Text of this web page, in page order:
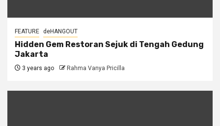
FEATURE deHANGOUT
Hidden Gem Restoran Sejuk di Tengah Gedung
Jakarta
3 years ago Rahma Vanya Pricilla